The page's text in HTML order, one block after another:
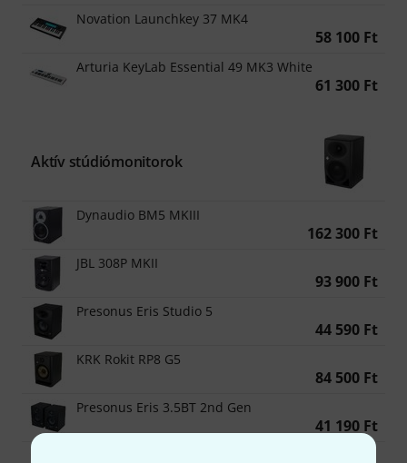
Novation Launchkey 37 MK4
58 100 Ft
Arturia KeyLab Essential 49 MK3 White
61 300 Ft
Aktív stúdiómonitorok
Dynaudio BM5 MKIII
162 300 Ft
JBL 308P MKII
93 900 Ft
Presonus Eris Studio 5
44 590 Ft
KRK Rokit RP8 G5
84 500 Ft
Presonus Eris 3.5BT 2nd Gen
41 190 Ft